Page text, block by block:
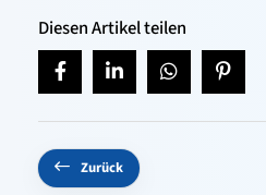
Diesen Artikel teilen
Zurück